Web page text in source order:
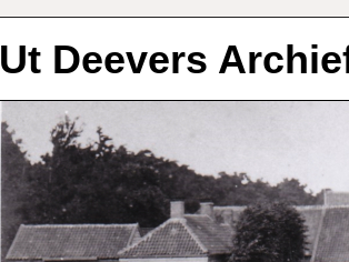
Ut Deevers